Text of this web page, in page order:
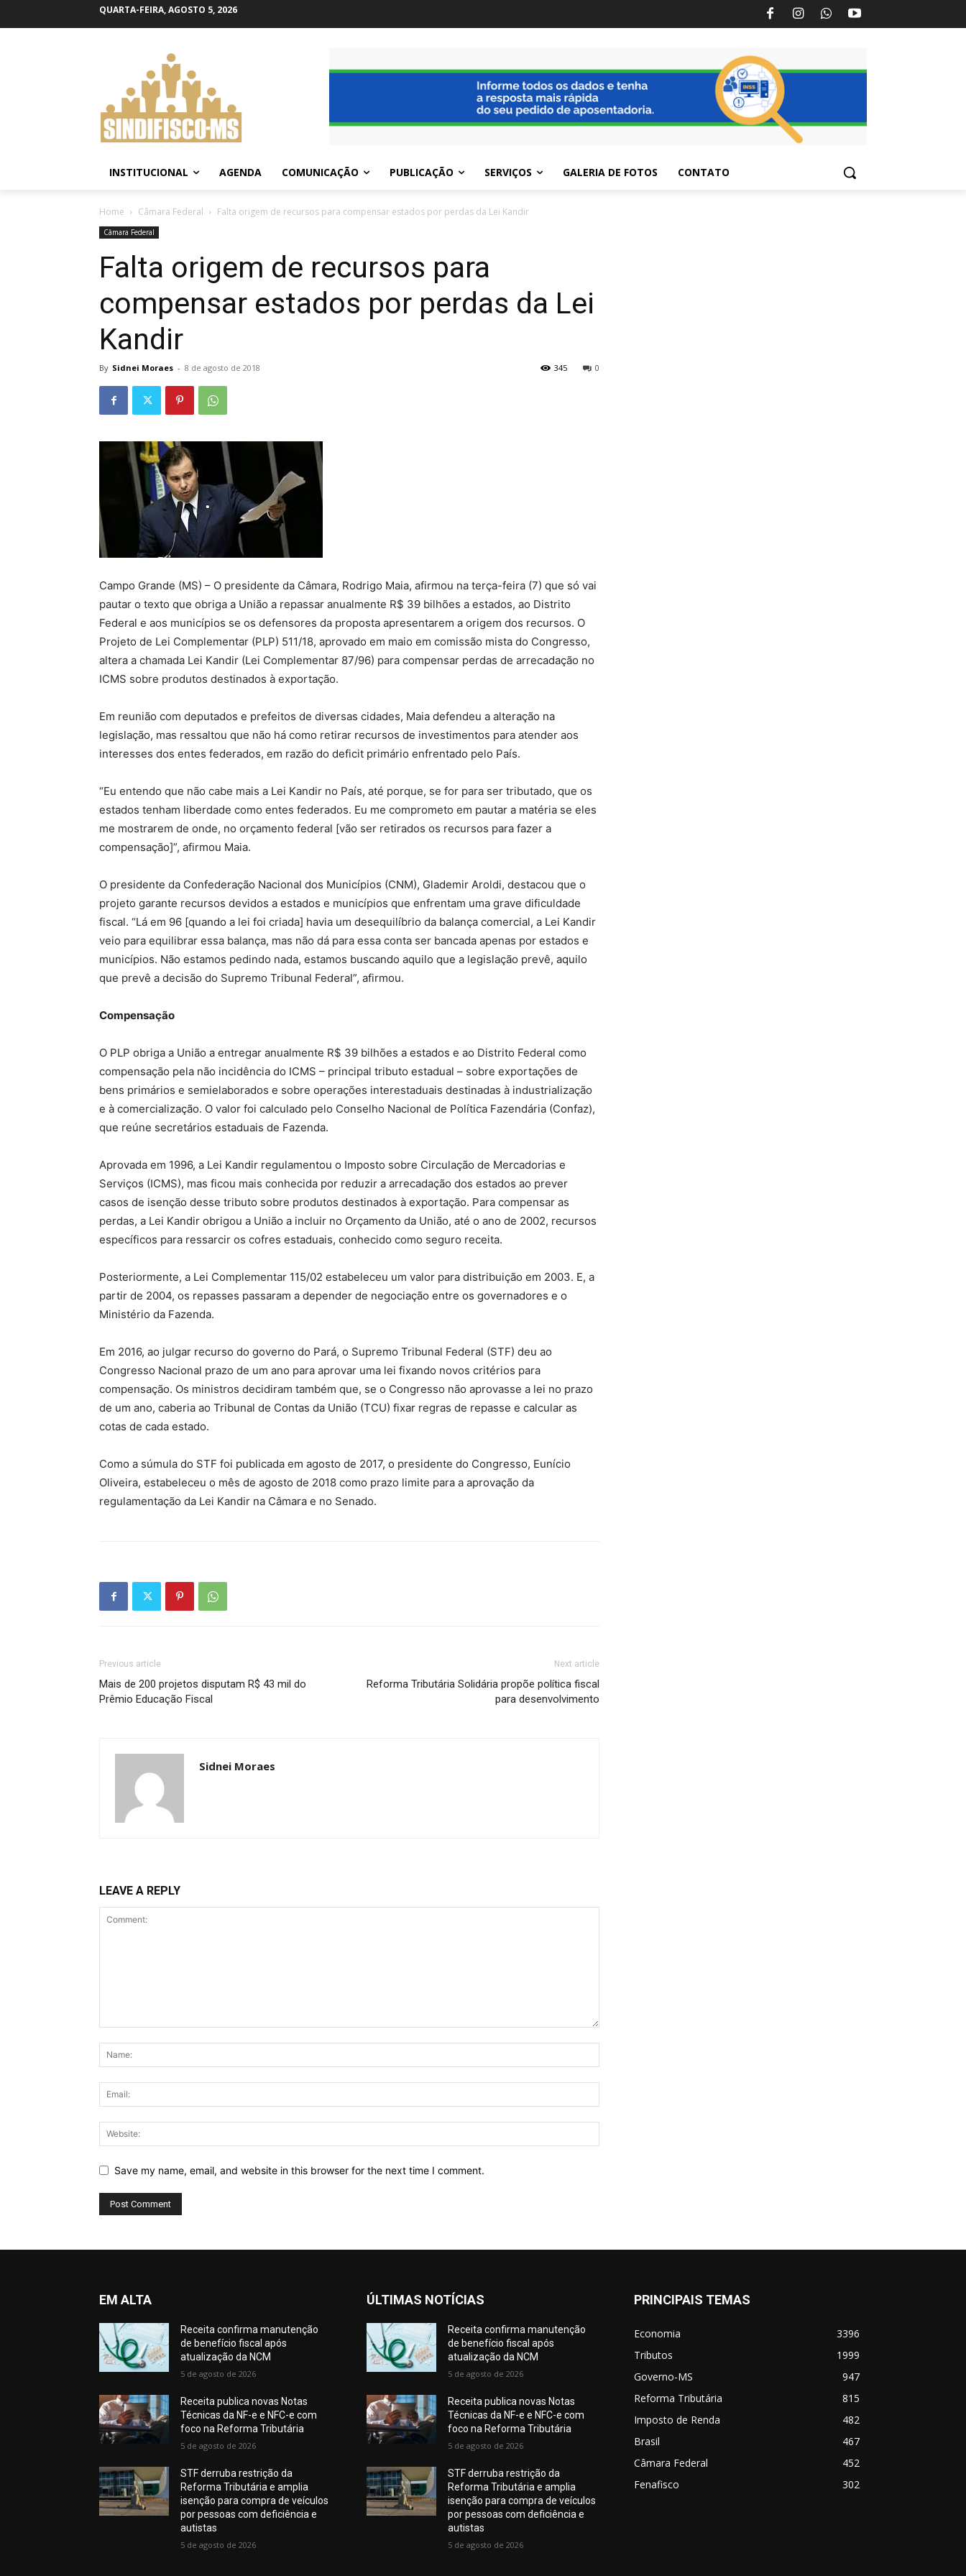
QUARTA-FEIRA, AGOSTO 5, 2026
INSTITUCIONAL AGENDA COMUNICAÇÃO PUBLICAÇÃO SERVIÇOS GALERIA DE FOTOS CONTATO
Home Câmara Federal Falta origem de recursos para compensar estados por perdas da Lei Kandir
Câmara Federal
Falta origem de recursos para
compensar estados por perdas da Lei
Kandir
By Sidnei Moraes - 8 de agosto de 2018 0
345
Campo Grande (MS) – O presidente da Câmara, Rodrigo Maia, afirmou na terça-feira (7) que só vai
pautar o texto que obriga a União a repassar anualmente R$ 39 bilhões a estados, ao Distrito
Federal e aos municípios se os defensores da proposta apresentarem a origem dos recursos. O
Projeto de Lei Complementar (PLP) 511/18, aprovado em maio em comissão mista do Congresso,
altera a chamada Lei Kandir (Lei Complementar 87/96) para compensar perdas de arrecadação no
ICMS sobre produtos destinados à exportação.
Em reunião com deputados e prefeitos de diversas cidades, Maia defendeu a alteração na
legislação, mas ressaltou que não há como retirar recursos de investimentos para atender aos
interesses dos entes federados, em razão do deficit primário enfrentado pelo País.
“Eu entendo que não cabe mais a Lei Kandir no País, até porque, se for para ser tributado, que os
estados tenham liberdade como entes federados. Eu me comprometo em pautar a matéria se eles
me mostrarem de onde, no orçamento federal [vão ser retirados os recursos para fazer a
compensação]”, afirmou Maia.
O presidente da Confederação Nacional dos Municípios (CNM), Glademir Aroldi, destacou que o
projeto garante recursos devidos a estados e municípios que enfrentam uma grave dificuldade
fiscal. “Lá em 96 [quando a lei foi criada] havia um desequilíbrio da balança comercial, a Lei Kandir
veio para equilibrar essa balança, mas não dá para essa conta ser bancada apenas por estados e
municípios. Não estamos pedindo nada, estamos buscando aquilo que a legislação prevê, aquilo
que prevê a decisão do Supremo Tribunal Federal”, afirmou.
Compensação
O PLP obriga a União a entregar anualmente R$ 39 bilhões a estados e ao Distrito Federal como
compensação pela não incidência do ICMS – principal tributo estadual – sobre exportações de
bens primários e semielaborados e sobre operações interestaduais destinadas à industrialização
e à comercialização. O valor foi calculado pelo Conselho Nacional de Política Fazendária (Confaz),
que reúne secretários estaduais de Fazenda.
Aprovada em 1996, a Lei Kandir regulamentou o Imposto sobre Circulação de Mercadorias e
Serviços (ICMS), mas ficou mais conhecida por reduzir a arrecadação dos estados ao prever
casos de isenção desse tributo sobre produtos destinados à exportação. Para compensar as
perdas, a Lei Kandir obrigou a União a incluir no Orçamento da União, até o ano de 2002, recursos
específicos para ressarcir os cofres estaduais, conhecido como seguro receita.
Posteriormente, a Lei Complementar 115/02 estabeleceu um valor para distribuição em 2003. E, a
partir de 2004, os repasses passaram a depender de negociação entre os governadores e o
Ministério da Fazenda.
Em 2016, ao julgar recurso do governo do Pará, o Supremo Tribunal Federal (STF) deu ao
Congresso Nacional prazo de um ano para aprovar uma lei fixando novos critérios para
compensação. Os ministros decidiram também que, se o Congresso não aprovasse a lei no prazo
de um ano, caberia ao Tribunal de Contas da União (TCU) fixar regras de repasse e calcular as
cotas de cada estado.
Como a súmula do STF foi publicada em agosto de 2017, o presidente do Congresso, Eunício
Oliveira, estabeleceu o mês de agosto de 2018 como prazo limite para a aprovação da
regulamentação da Lei Kandir na Câmara e no Senado.
Previous article
Mais de 200 projetos disputam R$ 43 mil do
Prêmio Educação Fiscal
Next article
Reforma Tributária Solidária propõe política fiscal
para desenvolvimento
Sidnei Moraes
LEAVE A REPLY
Save my name, email, and website in this browser for the next time I comment.
EM ALTA
Receita confirma manutenção
de benefício fiscal após
atualização da NCM
5 de agosto de 2026
Receita publica novas Notas
Técnicas da NF-e e NFC-e com
foco na Reforma Tributária
5 de agosto de 2026
STF derruba restrição da
Reforma Tributária e amplia
isenção para compra de veículos
por pessoas com deficiência e
autistas
5 de agosto de 2026
ÚLTIMAS NOTÍCIAS
Receita confirma manutenção
de benefício fiscal após
atualização da NCM
5 de agosto de 2026
Receita publica novas Notas
Técnicas da NF-e e NFC-e com
foco na Reforma Tributária
5 de agosto de 2026
STF derruba restrição da
Reforma Tributária e amplia
isenção para compra de veículos
por pessoas com deficiência e
autistas
5 de agosto de 2026
PRINCIPAIS TEMAS
Economia
3396
Tributos
1999
Governo-MS
947
Reforma Tributária
815
Imposto de Renda
482
Brasil
467
Câmara Federal
452
Fenafisco
302